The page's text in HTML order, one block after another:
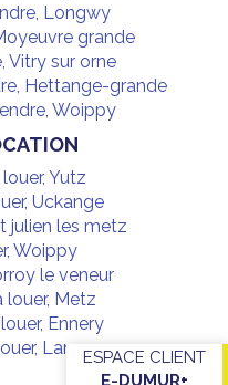
Longwy
grande
Vitry sur orne
Hettange-grande
Woippy
Yutz
Uckange
julien les metz
Woippy
le veneur
Metz
Ennery
LamaxeESPACE CLIENT
E-DUMUR+